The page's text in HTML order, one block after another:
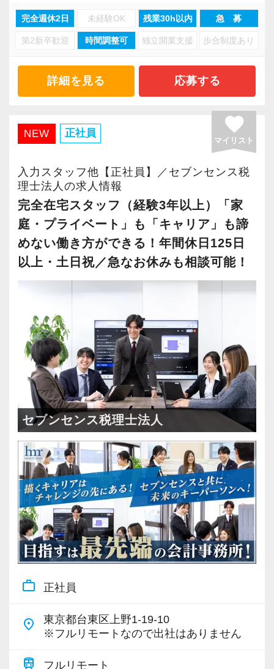
・分業体制で業務負担を軽減
・顧客対応や提案業務に集中可能
・資産税や相続など専門性の高い案件あり
・経験値が自然と積み上がる環境
・有給取得率90％以上
・繁忙期も月30～40h程度
・男性の育休取得率100％
・テレワーク導入済み
・全席デュアルモニタ完備
＜幅広い経験・成長環境＞
・9割が紹介の安定基盤
・個人～大企業まで幅広く経験可能
・税務顧問＋資産税に関与
・相続／事業承継／M&Aにも対応
＜成長中の税理士法人＞
・全国14拠点で事業展開
・従業員240名以上に拡大
・会計・税務・財務・労務まで対応
・専門家が在籍しワンストップ支援
＜学びを後押し＞
・書籍購入費／研修費は全額会社負担
・隔月で税法・実務の学習会あり
・資格取得を目指す社員が多数
＜募集の背景＞
・組織力強化に向けた採用
完全週休2日 未経験OK 残業30h以内 急 募
第2新卒歓迎 時間調整可 独立開業支援 歩合制度あり
詳細を見る 応募する
NEW 正社員 favorite
マイリスト
入力スタッフ他【正社員】／セブンセンス税
理士法人の求人情報
完全在宅スタッフ（経験3年以上）「家
庭・プライベート」も「キャリア」も諦
めない働き方ができる！年間休日125日
以上・土日祝／急なお休みも相談可能！
セブンセンス税理士法人
work_outline 正社員
place
東京都台東区上野1-19-10
※フルリモートなので出社はありません
train フルリモート